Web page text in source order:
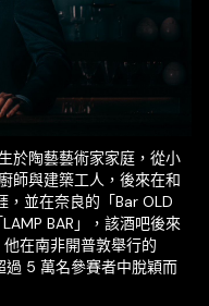
於陶藝藝術家家庭，從小
師與建築工人，後來在和
，並在奈良的「Bar OLD
BAR」，該酒吧後來
在南非開普敦舉行的
過 5 萬名參賽者中脫穎而